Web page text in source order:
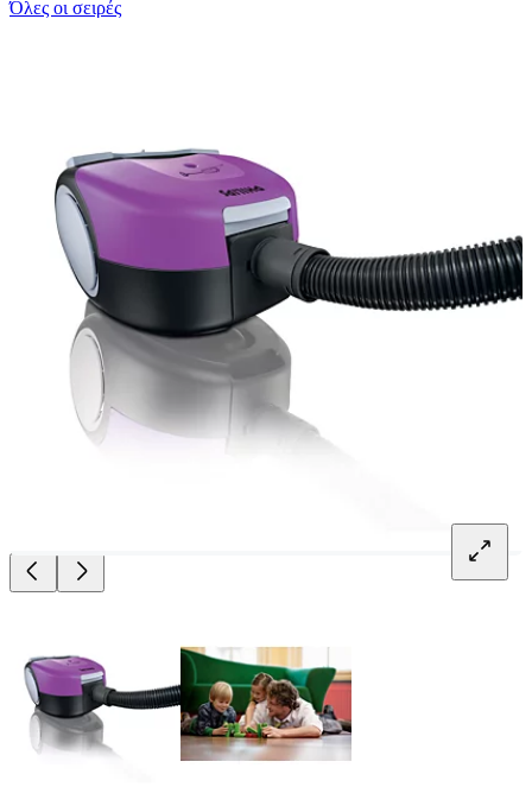
Όλες οι σειρές